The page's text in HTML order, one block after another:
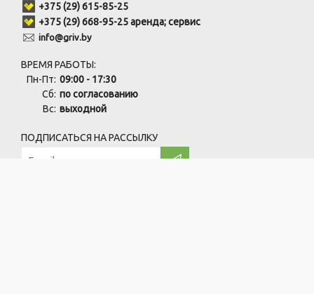
+375 (29) 615-85-25
+375 (29) 668-95-25 аренда; сервис
info@griv.by
ВРЕМЯ РАБОТЫ:
Пн-Пт: 09:00 - 17:30
Сб: по согласованию
Вс: выходной
ПОДПИСАТЬСЯ НА РАССЫЛКУ